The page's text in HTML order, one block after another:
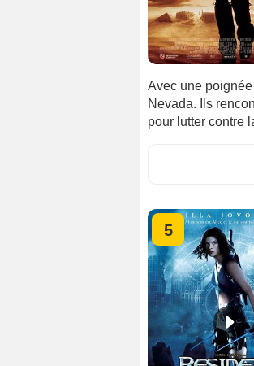
Avec une
Nevada. Ils
pour lutter contre
5